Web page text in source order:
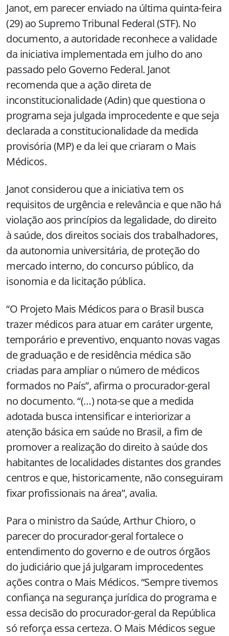
Janot, em parecer enviado na última quinta-feira
(29) ao Supremo Tribunal Federal (STF). No
documento, a autoridade reconhece a validade
da iniciativa implementada em julho do ano
passado pelo Governo Federal. Janot
recomenda que a ação direta de
inconstitucionalidade (Adin) que questiona o
programa seja julgada improcedente e que seja
declarada a constitucionalidade da medida
provisória (MP) e da lei que criaram o Mais
Médicos.
Janot considerou que a iniciativa tem os
requisitos de urgência e relevância e que não há
violação aos princípios da legalidade, do direito
à saúde, dos direitos sociais dos trabalhadores,
da autonomia universitária, de proteção do
mercado interno, do concurso público, da
isonomia e da licitação pública.
“O Projeto Mais Médicos para o Brasil busca
trazer médicos para atuar em caráter urgente,
temporário e preventivo, enquanto novas vagas
de graduação e de residência médica são
criadas para ampliar o número de médicos
formados no País”, afirma o procurador-geral
no documento. “(…) nota-se que a medida
adotada busca intensificar e interiorizar a
atenção básica em saúde no Brasil, a fim de
promover a realização do direito à saúde dos
habitantes de localidades distantes dos grandes
centros e que, historicamente, não conseguiram
fixar profissionais na área”, avalia.
Para o ministro da Saúde, Arthur Chioro, o
parecer do procurador-geral fortalece o
entendimento do governo e de outros órgãos
do judiciário que já julgaram improcedentes
ações contra o Mais Médicos. “Sempre tivemos
confiança na segurança jurídica do programa e
essa decisão do procurador-geral da República
só reforça essa certeza. O Mais Médicos segue